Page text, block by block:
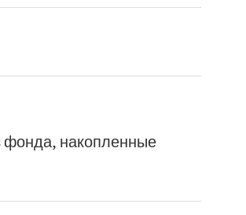
фонда, накопленные